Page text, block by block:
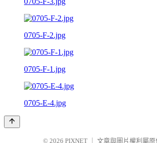
0705-F-2.jpg
0705-F-1.jpg
0705-E-4.jpg
© 2026 PIXNET 文章與圖片權利屬原